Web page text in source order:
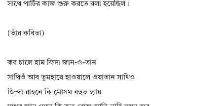
সাথে পার্টির কাজ শুরু করতে বলা হয়েছিল।
(তাঁর কবিতা)
কর চালে হাম ফিদা জান-ও-তান
সাথিওঁ আব তুমহারে হাওয়ালে ওয়াতান সাথিও
জিন্দা রাহনে কি মৌসম বহুত হ্যায়